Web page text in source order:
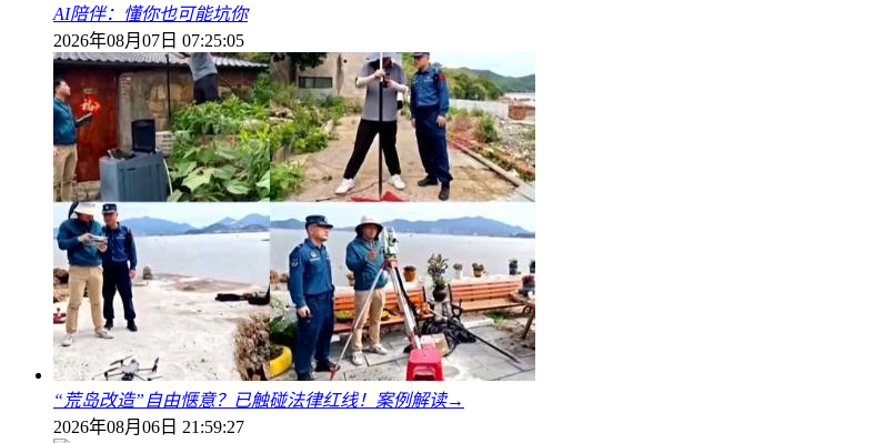
AI陪伴：懂你也可能坑你
2026年08月07日 07:25:05
“荒岛改造”自由惬意？已触碰法律红线！案例解读→
2026年08月06日 21:59:27